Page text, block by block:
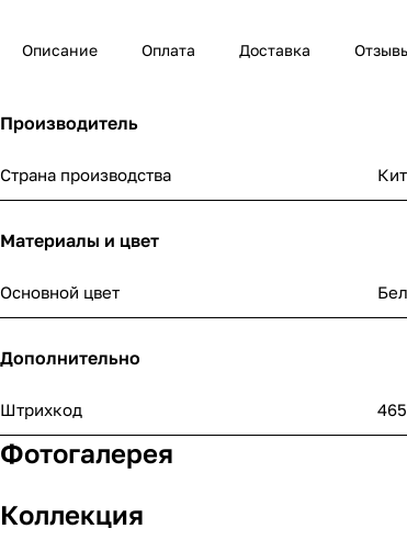
Описание Оплата Доставка
Производитель
Страна производства
Материалы и цвет
Основной цвет
Дополнительно
Штрихкод
Фотогалерея
Коллекция